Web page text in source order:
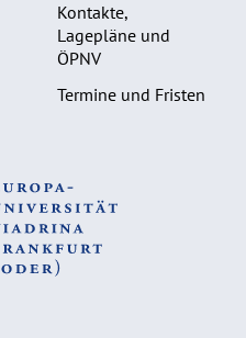
Kontakte,
Lagepläne und
ÖPNV
Termine und Fristen